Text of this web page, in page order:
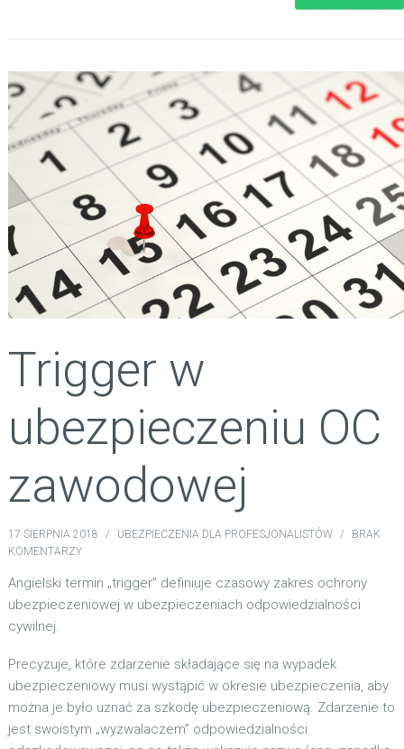
Trigger w
ubezpieczeniu OC
zawodowej
17 SIERPNIA 2018 / UBEZPIECZENIA DLA PROFESJONALISTÓW /
BRAK
KOMENTARZY
Angielski termin „trigger” definiuje czasowy zakres ochrony
ubezpieczeniowej w ubezpieczeniach odpowiedzialności
cywilnej.
Precyzuje, które zdarzenie składające się na wypadek
ubezpieczeniowy musi wystąpić w okresie ubezpieczenia, aby
można je było uznać za szkodę ubezpieczeniową. Zdarzenie to
jest swoistym „wyzwalaczem” odpowiedzialności